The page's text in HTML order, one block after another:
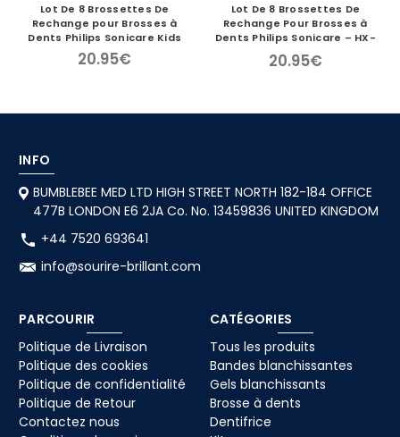
Lot De 8 Brossettes De
Rechange pour Brosses à
Dents Philips Sonicare Kids
20.95€
Lot De 8 Brossettes De
Rechange Pour Brosses à
Dents Philips Sonicare – HX-
9024/YM-6044
20.95€
INFO
BUMBLEBEE MED LTD HIGH STREET NORTH 182-184 OFFICE
477B LONDON E6 2JA Co. No. 13459836 UNITED KINGDOM
+44 7520 693641
info@sourire-brillant.com
PARCOURIR
Politique de Livraison
Politique des cookies
Politique de confidentialité
Politique de Retour
Contactez nous
CATÉGORIES
Tous les produits
Bandes blanchissantes
Gels blanchissants
Brosse à dents
Dentifrice